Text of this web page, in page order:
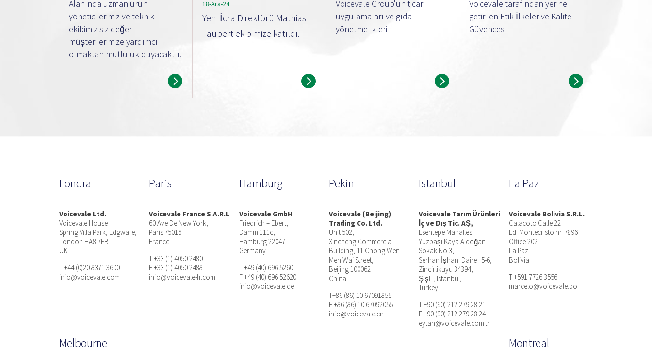
Alanında uzman ürün
yöneticilerimiz ve teknik
ekibimiz siz değerli
müşterilerimize yardımcı
olmaktan mutluluk duyacaktır.
18-Ara-24
Yeni İcra Direktörü Mathias
Taubert ekibimize katıldı.
Voicevale Group'un ticari
uygulamaları ve gıda
yönetmelikleri
Voicevale tarafından yerine
getirilen Etik İlkeler ve Kalite
Güvencesi
Londra
Voicevale Ltd.
Voicevale House
Spring Villa Park, Edgware,
London HA8 7EB
UK
T +44 (0)20 8371 3600
info@voicevale.com
Paris
Voicevale France S.A.R.L
60 Ave De New York,
Paris 75016
France
T +33 (1) 4050 2480
F +33 (1) 4050 2488
info@voicevale-fr.com
Hamburg
Voicevale GmbH
Friedrich – Ebert,
Damm 111c,
Hamburg 22047
Germany
T +49 (40) 696 5260
F +49 (40) 696 52620
info@voicevale.de
Pekin
Voicevale (Beijing)
Trading Co. Ltd.
Unit 502,
Xincheng Commercial
Building, 11 Chong Wen
Men Wai Street,
Beijing 100062
China
T+86 (86) 10 67091855
F +86 (86) 10 67092055
info@voicevale.cn
Istanbul
Voicevale Tarım Ürünleri
İç ve Dış Tic. AŞ,
Esentepe Mahallesi
Yüzbaşı Kaya Aldoğan
Sokak No.3,
Serhan İşhanı Daire : 5-6,
Zincirlikuyu 34394,
Şişli , Istanbul,
Turkey
T +90 (90) 212 279 28 21
F +90 (90) 212 279 28 24
eytan@voicevale.com.tr
La Paz
Voicevale Bolivia S.R.L.
Calacoto Calle 22
Ed. Montecristo nr. 7896
Office 202
La Paz
Bolivia
T +591 7726 3556
marcelo@voicevale.bo
Melbourne Montreal